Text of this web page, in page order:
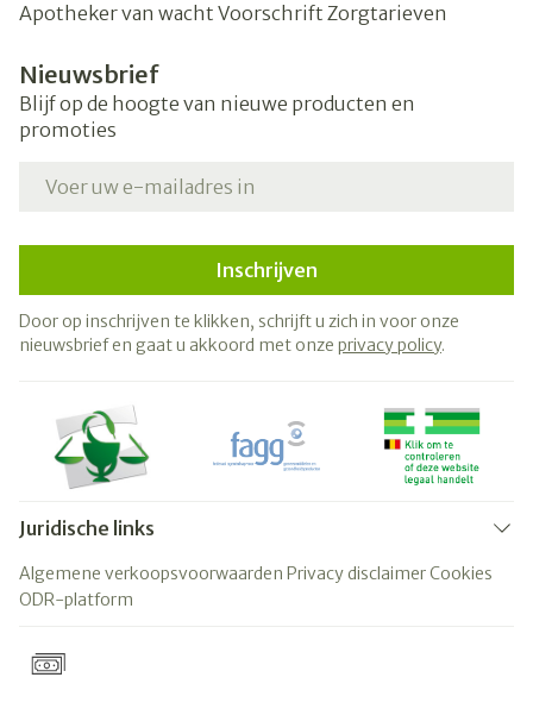
Apotheker van wacht Voorschrift Zorgtarieven
Nieuwsbrief
Blijf op de hoogte van nieuwe producten en
promoties
Inschrijven
Door op inschrijven te klikken, schrijft u zich in voor onze
nieuwsbrief en gaat u akkoord met onze privacy policy.
Juridische links
Algemene verkoopsvoorwaarden Privacy disclaimerCookies
ODR-platform